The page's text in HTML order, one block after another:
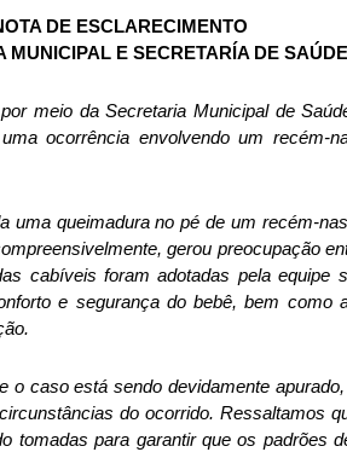
DE ESCLARECIMENTO
MUNICIPAL E SECRETARÍA DE SAÚDE
meio da Secretaria Municipal de
ocorrência envolvendo um recém-
uma queimadura no pé de um recém-
gerou preocupação
cabíveis foram adotadas pela equipe
e segurança do bebê, bem como
o caso está sendo devidamente
do ocorrido. Ressaltamos
tomadas para garantir que os padrões